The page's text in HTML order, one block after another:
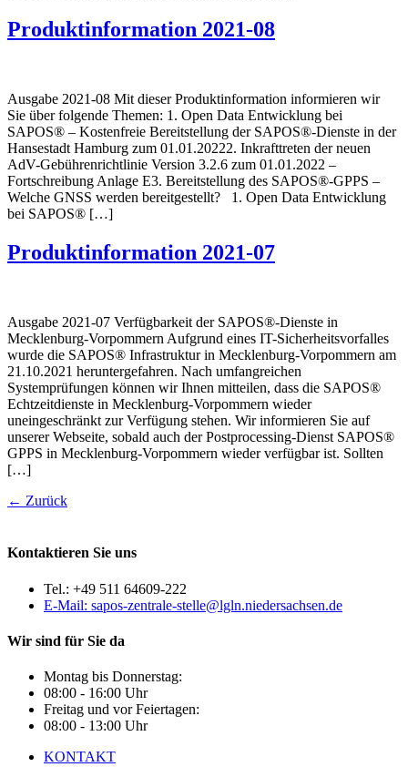
Produktinformation 2021-08
Ausgabe 2021-08 Mit dieser Produktinformation informieren wir
Sie über folgende Themen: 1. Open Data Entwicklung bei
SAPOS® – Kostenfreie Bereitstellung der SAPOS®-Dienste in der
Hansestadt Hamburg zum 01.01.20222. Inkrafttreten der neuen
AdV-Gebührenrichtlinie Version 3.2.6 zum 01.01.2022 –
Fortschreibung Anlage E3. Bereitstellung des SAPOS®-GPPS –
Welche GNSS werden bereitgestellt? 1. Open Data Entwicklung
bei SAPOS® […]
Produktinformation 2021-07
Ausgabe 2021-07 Verfügbarkeit der SAPOS®-Dienste in
Mecklenburg-Vorpommern Aufgrund eines IT-Sicherheitsvorfalles
wurde die SAPOS® Infrastruktur in Mecklenburg-Vorpommern am
21.10.2021 heruntergefahren. Nach umfangreichen
Systemprüfungen können wir Ihnen mitteilen, dass die SAPOS®
Echtzeitdienste in Mecklenburg-Vorpommern wieder
uneingeschränkt zur Verfügung stehen. Wir informieren Sie auf
unserer Webseite, sobald auch der Postprocessing-Dienst SAPOS®
GPPS in Mecklenburg-Vorpommern wieder verfügbar ist. Sollten
[…]
← Zurück
Kontaktieren Sie uns
Tel.: +49 511 64609-222
E-Mail: sapos-zentrale-stelle@lgln.niedersachsen.de
Wir sind für Sie da
Montag bis Donnerstag:
08:00 - 16:00 Uhr
Freitag und vor Feiertagen:
08:00 - 13:00 Uhr
KONTAKT